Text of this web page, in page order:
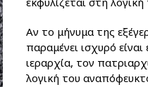
Αν το μήνυμα της
παραμένει ισχυρό
ιεραρχία, τον
λογική του